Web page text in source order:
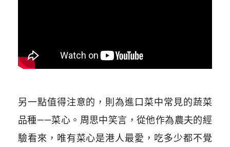
另一點值得注意的，則為進口菜中常見的蔬菜
品種——菜心。周思中笑言，從他作為農夫的經
驗看來，唯有菜心是港人最愛，吃多少都不覺